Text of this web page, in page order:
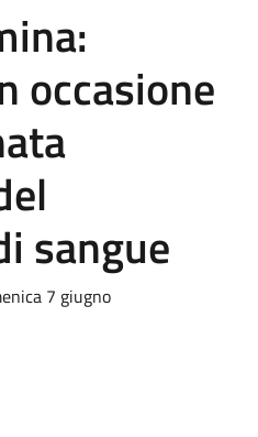
occasione
sangue
7 giugno